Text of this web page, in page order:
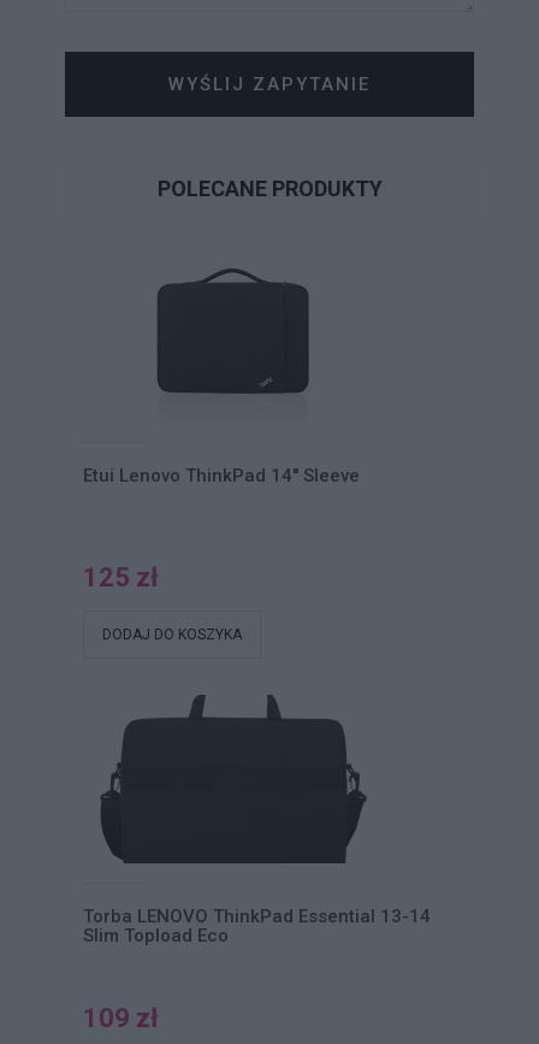
WYŚLIJ ZAPYTANIE
POLECANE PRODUKTY
Etui Lenovo ThinkPad 14'' Sleeve
125 zł
DODAJ DO KOSZYKA
Torba LENOVO ThinkPad Essential 13-14
Slim Topload Eco
109 zł